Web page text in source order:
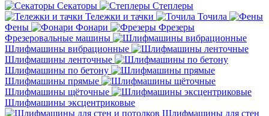
Секаторы
Степлеры
Тележки и тачки
Точила
Фены
Фонари
Фрезеры
Фрезеровальные машины
Шлифмашины вибрационные
Шлифмашины ленточные
Шлифмашины по бетону
Шлифмашины прямые
Шлифмашины щёточные
Шлифмашины эксцентриковые
Шлифмашины для стен